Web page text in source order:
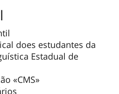
does estudantes da
Estadual de
«CMS»